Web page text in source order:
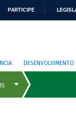
PARTICIPE
DESENVOLVIMENTO